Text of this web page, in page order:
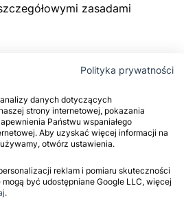
zasadami
naszą politykę
blikiem, kartą, przelewem, na
Polityka prywatności
danych dotyczących
strony internetowej, pokazania
Państwu wspaniałego
Aby uzyskać więcej informacji na
otwórz ustawienia.
reklam i pomiaru skuteczności
być udostępniane Google LLC, więcej
.